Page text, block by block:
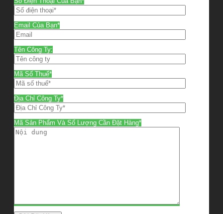
Email Của Bạn*
Tên Công Ty:
Mã Số Thuế*
Địa Chỉ Công Ty*
Mã Sản Phẩm Và Số Lượng Cần Đặt Hàng*